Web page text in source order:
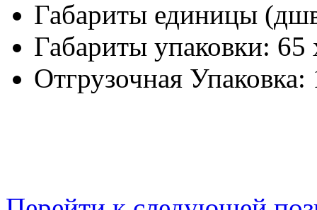
Габариты единицы
Габариты упаковки: 65
Отгрузочная Упаковка: